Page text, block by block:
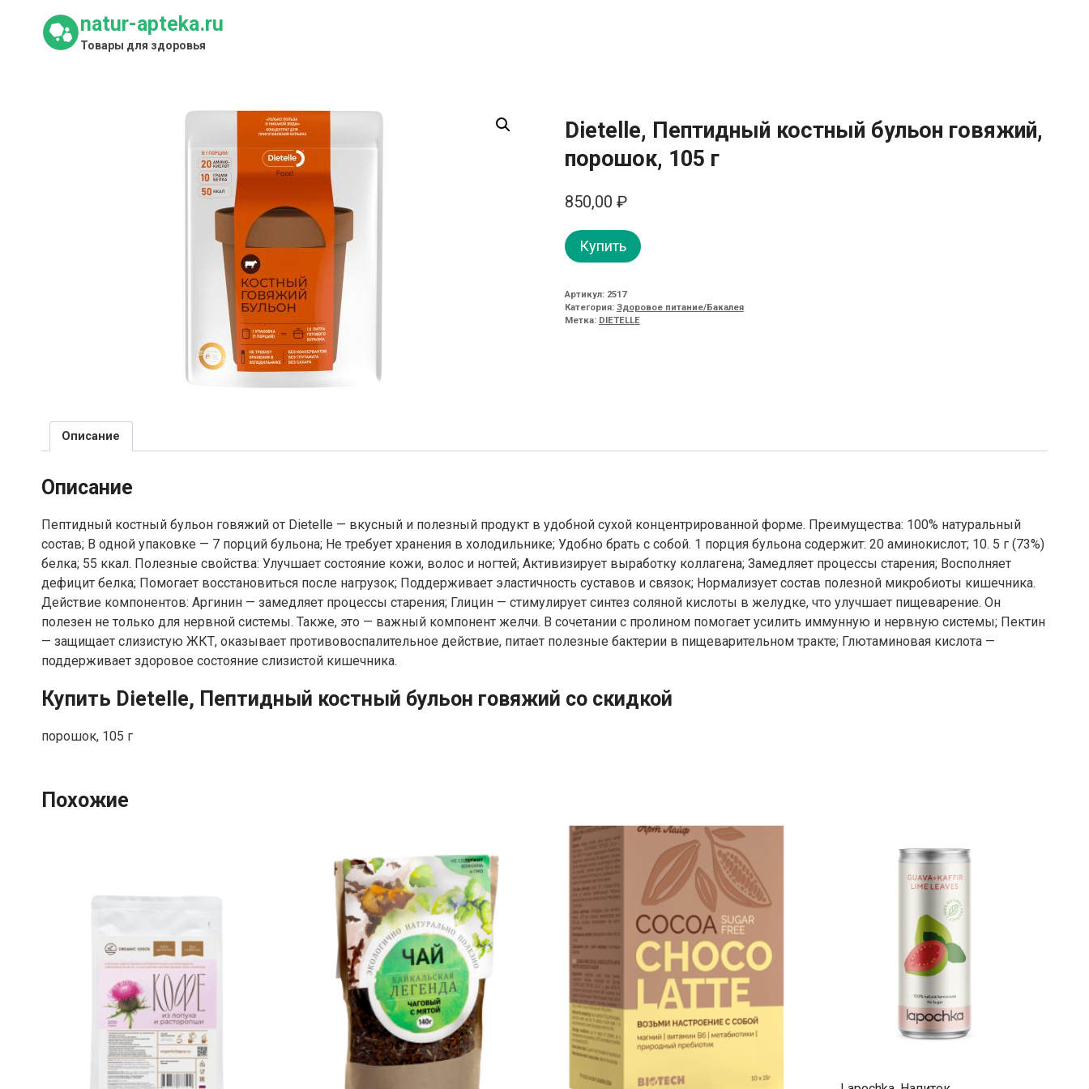
содержимому
natur-apteka.ru
Товары для здоровья
Dietelle, Пептидный костный бульон говяжий,
порошок, 105 г
850,00 ₽
Купить
Артикул: 2517
Категория: Здоровое питание/Бакалея
Метка: DIETELLE
Описание
Описание
Пептидный костный бульон говяжий от Dietelle — вкусный и полезный продукт в удобной сухой концентрированной форме. Преимущества: 100% натуральный
состав; В одной упаковке — 7 порций бульона; Не требует хранения в холодильнике; Удобно брать с собой. 1 порция бульона содержит: 20 аминокислот; 10. 5 г (73%)
белка; 55 ккал. Полезные свойства: Улучшает состояние кожи, волос и ногтей; Активизирует выработку коллагена; Замедляет процессы старения; Восполняет
дефицит белка; Помогает восстановиться после нагрузок; Поддерживает эластичность суставов и связок; Нормализует состав полезной микробиоты кишечника.
Действие компонентов: Аргинин — замедляет процессы старения; Глицин — стимулирует синтез соляной кислоты в желудке, что улучшает пищеварение. Он
полезен не только для нервной системы. Также, это — важный компонент желчи. В сочетании с пролином помогает усилить иммунную и нервную системы; Пектин
— защищает слизистую ЖКТ, оказывает противовоспалительное действие, питает полезные бактерии в пищеварительном тракте; Глютаминовая кислота —
поддерживает здоровое состояние слизистой кишечника.
Купить Dietelle, Пептидный костный бульон говяжий со скидкой
порошок, 105 г
Похожие